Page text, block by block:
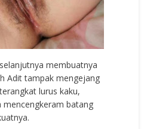
membuatnya
Adit tampak mengejang
lurus kaku,
mencengkeram batang